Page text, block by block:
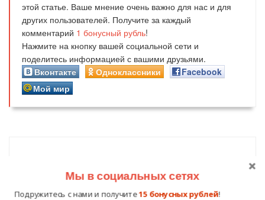
этой статье. Ваше мнение очень важно для нас и для
других пользователей. Получите за каждый
комментарий 1 бонусный рубль!
Нажмите на кнопку вашей социальной сети и
поделитесь информацией с вашими друзьями.
Вконтакте
Одноклассники
Facebook
Мой мир
Мы в социальных сетях
Подружитесь с нами и получите15 бонусных рублей!